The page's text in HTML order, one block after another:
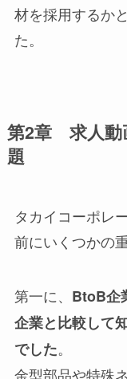
材を採用するか
た。
第2章 求人動
題
タカイコーポレ
前にいくつかの
第一に、 BtoB企
企業と比較して
でした。
金型部品や特殊